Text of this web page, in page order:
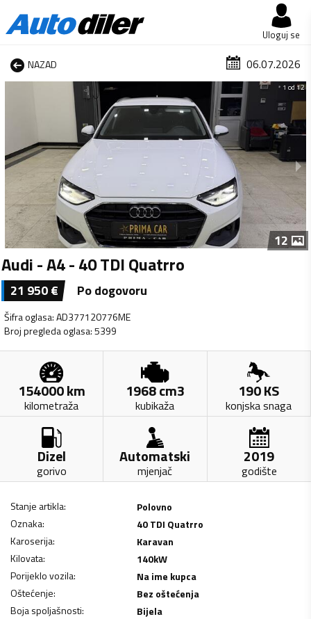
Uloguj se
NAZAD 06.07.2026
1 od 12
12
Audi - A4 - 40 TDI Quatrro
21 950€ Po dogovoru
Šifra oglasa:AD377120776ME
Broj pregleda oglasa:5399
154000km
kilometraža
1968cm3
kubikaža
190KS
konjska snaga
Dizel
gorivo
Automatski
mjenjač
2019
godište
Stanje artikla:
Polovno
Oznaka:
40 TDI Quatrro
Karoserija:
Karavan
Kilovata: 140kW
Porijeklo vozila:
Na ime kupca
Oštećenje:
Bez oštećenja
Boja spoljašnosti:
Bijela